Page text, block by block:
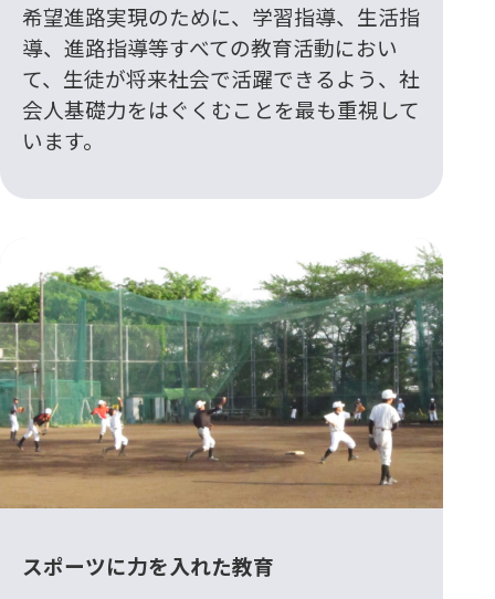
希望進路実現のために、学習指導、生活指
導、進路指導等すべての教育活動におい
て、生徒が将来社会で活躍できるよう、社
会人基礎力をはぐくむことを最も重視して
います。
スポーツに力を入れた教育